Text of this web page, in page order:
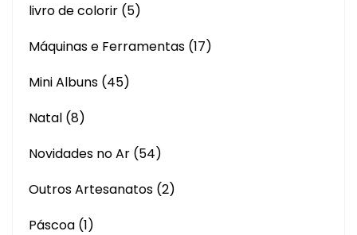
livro de colorir (5)
Máquinas e Ferramentas (17)
Mini Albuns (45)
Natal (8)
Novidades no Ar (54)
Outros Artesanatos (2)
Páscoa (1)